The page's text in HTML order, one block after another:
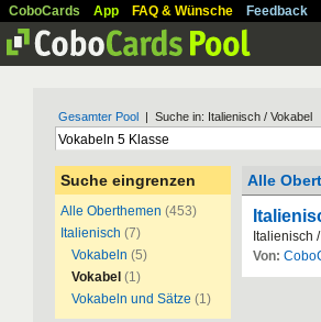
CoboCards App FAQ & Wünsche Feedback
Gesamter Pool | Suche in: Italienisch / Vokabel
Suche eingrenzen
Alle Oberthemen (453)
Italienisch (7)
Vokabeln (5)
Vokabel (1)
Vokabeln und Sätze (1)
Alle
Italienisch
Von: